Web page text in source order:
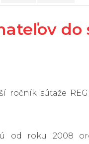
do
ročník súťaže
od roku 2008